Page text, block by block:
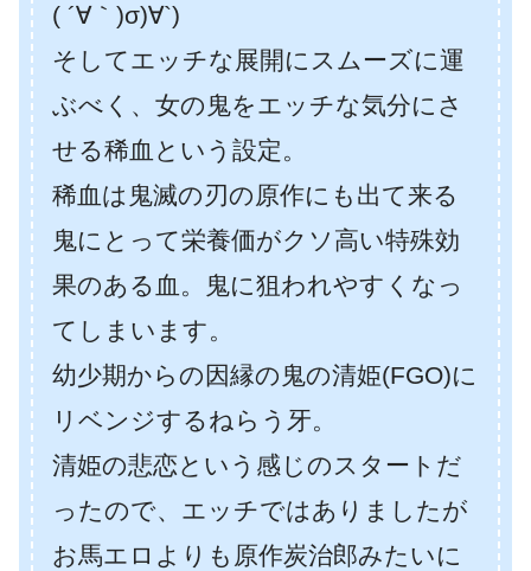
( ´∀｀)σ)∀`)
そしてエッチな展開にスムーズに運
ぶべく、女の鬼をエッチな気分にさ
せる稀血という設定。
稀血は鬼滅の刃の原作にも出て来る
鬼にとって栄養価がクソ高い特殊効
果のある血。鬼に狙われやすくなっ
てしまいます。
幼少期からの因縁の鬼の清姫(FGO)に
リベンジするねらう牙。
清姫の悲恋という感じのスタートだ
ったので、エッチではありましたが
お馬エロよりも原作炭治郎みたいに